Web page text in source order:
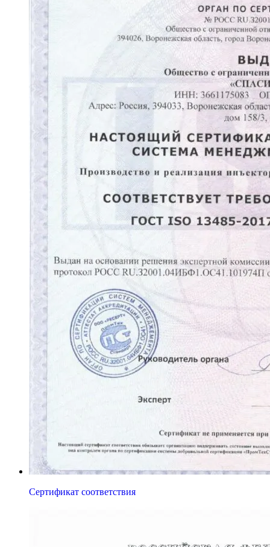
Сертификат соответствия